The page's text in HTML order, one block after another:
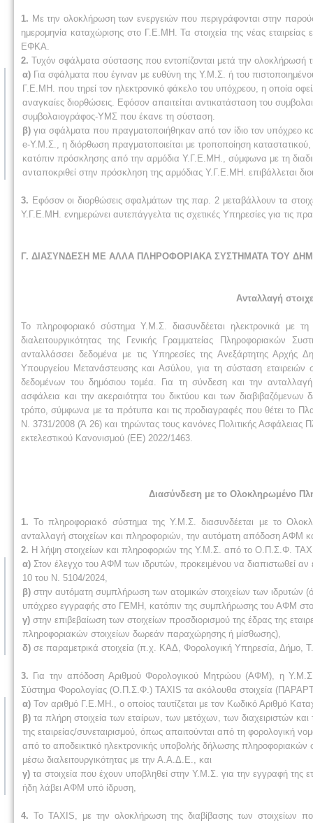
1. Με την ολοκλήρωση των ενεργειών που περιγράφονται στην
ημερομηνία καταχώρισης στο Γ.Ε.ΜΗ. Τα στοιχεία της νέας
ΕΦΚΑ.
2. Τυχόν σφάλματα σύστασης που εντοπίζονται μετά την ολοκλήρωσή
α) Για σφάλματα που έγιναν με ευθύνη της Υ.Μ.Σ. ή του
Γ.Ε.ΜΗ. που τηρεί τον ηλεκτρονικό φάκελο του υπόχρεου, η οποία
αναγκαίες διορθώσεις. Εφόσον απαιτείται αντικατάσταση του
συμβολαιογράφος-ΥΜΣ που έκανε τη σύσταση.
β) για σφάλματα που πραγματοποιήθηκαν από τον ίδιο τον υπόχρεο
e-Υ.Μ.Σ., η διόρθωση πραγματοποιείται με τροποποίηση
κατόπιν πρόσκλησης από την αρμόδια Υ.Γ.Ε.ΜΗ., σύμφωνα με τη
ανταποκριθεί στην πρόσκληση της αρμόδιας Υ.Γ.Ε.ΜΗ. επιβάλλεται
3. Εφόσον οι διορθώσεις σφαλμάτων της παρ. 2 μεταβάλλουν τα
Υ.Γ.Ε.ΜΗ. ενημερώνει αυτεπάγγελτα τις σχετικές Υπηρεσίες για τις
Γ. ΔΙΑΣΥΝΔΕΣΗ ΜΕ ΑΛΛΑ ΠΛΗΡΟΦΟΡΙΑΚΑ ΣΥΣΤΗΜΑΤΑ ΤΟΥ
Ανταλλαγή
Το πληροφοριακό σύστημα Υ.Μ.Σ. διασυνδέεται ηλεκτρονικά
διαλειτουργικότητας της Γενικής Γραμματείας Πληροφοριακών
ανταλλάσσει δεδομένα με τις Υπηρεσίες της Ανεξάρτητης
Υπουργείου Μετανάστευσης και Ασύλου, για τη σύσταση
δεδομένων του δημόσιου τομέα. Για τη σύνδεση και την
ασφάλεια και την ακεραιότητα του δικτύου και των
τρόπο, σύμφωνα με τα πρότυπα και τις προδιαγραφές που θέτει το
Ν. 3731/2008 (Ά 26) και τηρώντας τους κανόνες Πολιτικής
εκτελεστικού Κανονισμού (ΕΕ) 2022/1463.
Διασύνδεση με το Ολοκληρωμένο
1.Το πληροφοριακό σύστημα της Υ.Μ.Σ. διασυνδέεται με το
ανταλλαγή στοιχείων και πληροφοριών, την αυτόματη απόδοση ΑΦΜ
2. Η λήψη στοιχείων και πληροφοριών της Υ.Μ.Σ. από το Ο.Π.Σ.Φ.
α) Στον έλεγχο του ΑΦΜ των ιδρυτών, προκειμένου να διαπιστωθεί
10 του Ν. 5104/2024,
β) στην αυτόματη συμπλήρωση των ατομικών στοιχείων των
υπόχρεο εγγραφής στο ΓΕΜΗ, κατόπιν της συμπλήρωσης του ΑΦΜ
γ) στην επιβεβαίωση των στοιχείων προσδιορισμού της έδρας της
πληροφοριακών στοιχείων δωρεάν παραχώρησης ή μίσθωσης),
δ) σε παραμετρικά στοιχεία (π.χ. ΚΑΔ, Φορολογική Υπηρεσία, Δήμο,
3. Για την απόδοση Αριθμού Φορολογικού Μητρώου (ΑΦΜ), η Υ.Μ.Σ.
Σύστημα Φορολογίας (Ο.Π.Σ.Φ.) TAXIS τα ακόλουθα στοιχεία
α) Τον αριθμό Γ.Ε.ΜΗ., ο οποίος ταυτίζεται με τον Κωδικό Αριθμό
β) τα πλήρη στοιχεία των εταίρων, των μετόχων, των διαχειριστών
της εταιρείας/συνεταιρισμού, όπως απαιτούνται από τη φορολογική
από το αποδεικτικό ηλεκτρονικής υποβολής δήλωσης
μέσω διαλειτουργικότητας με την Α.Α.Δ.Ε., και
γ) τα στοιχεία που έχουν υποβληθεί στην Υ.Μ.Σ. για την εγγραφή της
ήδη λάβει ΑΦΜ υπό ίδρυση,
4. Το TAXIS, με την ολοκλήρωση της διαβίβασης των στοιχείων